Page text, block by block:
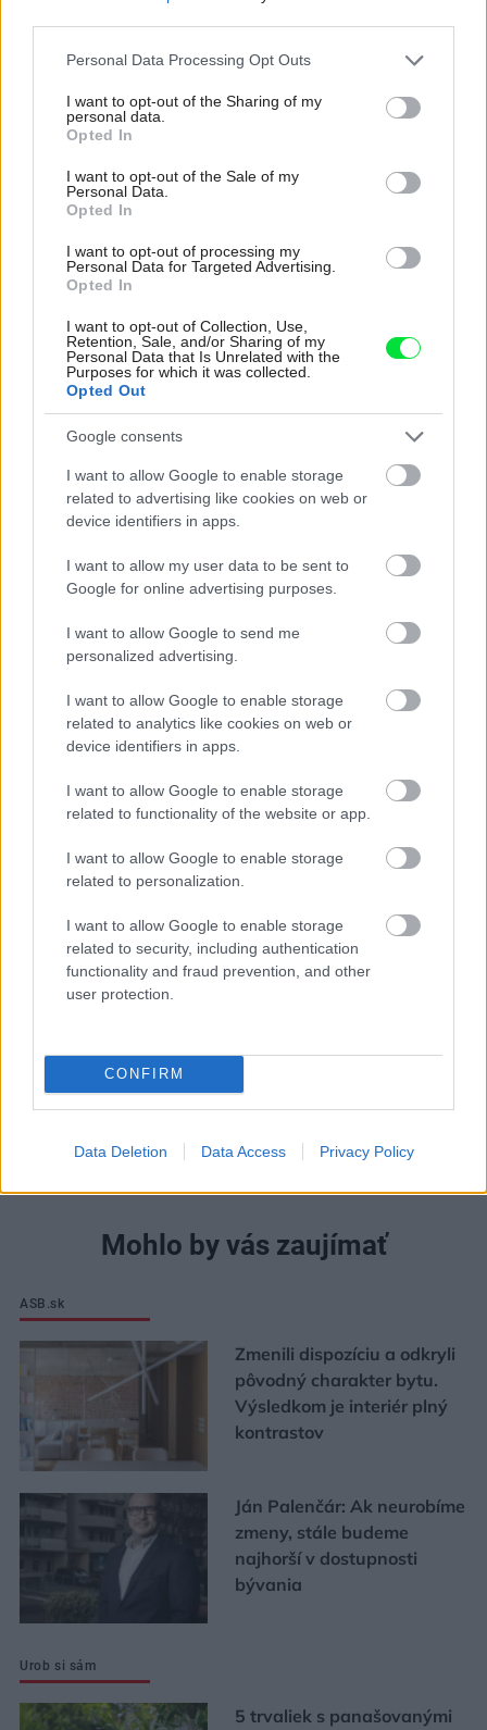
Please note that this website/app uses one or more Google
not limited to your visit or usage behaviour. You may click to
grant or deny consent to Google and its third-party tags to
use your data for below specified purposes in below Google
consent section.
Personal Data Processing Opt Outs
I want to opt-out of the Sharing of my
personal data.
Opted In
I want to opt-out of the Sale of my
Personal Data.
Opted In
I want to opt-out of processing my
Personal Data for Targeted Advertising.
Opted In
I want to opt-out of Collection, Use,
Retention, Sale, and/or Sharing of my
Personal Data that Is Unrelated with the
Purposes for which it was collected.
Opted Out
Google consents
I want to allow Google to enable storage
related to advertising like cookies on web or
device identifiers in apps.
I want to allow my user data to be sent to
Google for online advertising purposes.
I want to allow Google to send me
personalized advertising.
I want to allow Google to enable storage
related to analytics like cookies on web or
device identifiers in apps.
I want to allow Google to enable storage
related to functionality of the website or app.
I want to allow Google to enable storage
related to personalization.
I want to allow Google to enable storage
related to security, including authentication
functionality and fraud prevention, and other
user protection.
CONFIRM
Data Deletion Data Access Privacy Policy
Najnovšie príspevky
Re: Takto sa rieši málo úložného miesta. V tomto byte
My napríklad labky utierame hneď pri dverách a doma pred dvere
používame tyčový ETA Terier…
Re: Takto sa rieši málo úložného miesta. V tomto byte
stačil jeden prvok | Môjdom.sk
Dizajn je to nádherný, tá brezová preglejka a čisté línie vyzerajú super.
Ale vždy, keď…
vyjsť draho. Ako ho ochrániť pred hnitím a škodcami?
clovek by cakal ze vysusene drahe drevo bolo predtym naparovane aby
sa zbavilo zarodkov skodcov...
Najnovšie časopisy
Môj dom 07-08/2026
Mohlo by vás zaujímať
ASB.sk
Zmenili dispozíciu a odkryli
pôvodný charakter bytu.
Výsledkom je interiér plný
kontrastov
Ján Palenčár: Ak neurobíme
zmeny, stále budeme
najhorší v dostupnosti
bývania
Urob si sám
5 trvaliek s panašovanými